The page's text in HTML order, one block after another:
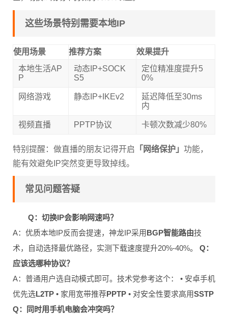
这些场景特别需要本地IP
使用场景 推荐方案
效果提升
本地生活AP
P
动态IP+SOCK
S5
定位精准度提升5
0%
网络游戏 静态IP+IKEv2
延迟降低至30ms
内
视频直播 PPTP协议 卡顿次数减少80%
特别提醒：做直播的朋友记得开启 「网络保护」 功能，
能有效避免IP突然变更导致掉线。
常见问题答疑
Q：切换IP会影响网速吗？
A：优质本地IP反而会提速，神龙IP采用BGP智能路由技
术，自动选择最优路径，实测下载速度提升20%-40%。 Q：
应该选哪种协议？
A：普通用户选自动模式即可。技术党参考这个： • 安卓手机
优先选L2TP • 家用宽带推荐PPTP • 对安全性要求高用SSTP
Q：同时用手机电脑会冲突吗？